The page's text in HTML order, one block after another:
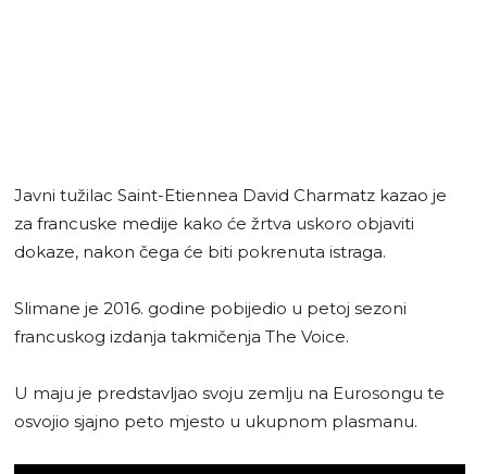
Javni tužilac Saint-Etiennea David Charmatz kazao je
za francuske medije kako će žrtva uskoro objaviti
dokaze, nakon čega će biti pokrenuta istraga.
Slimane je 2016. godine pobijedio u petoj sezoni
francuskog izdanja takmičenja The Voice.
U maju je predstavljao svoju zemlju na Eurosongu te
osvojio sjajno peto mjesto u ukupnom plasmanu.